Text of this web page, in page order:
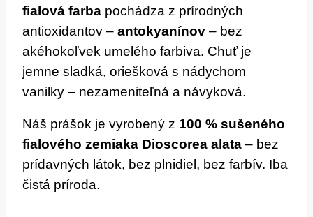
fialová farba pochádza z prírodných
antioxidantov – antokyanínov – bez
akéhokoľvek umelého farbiva. Chuť je
jemne sladká, oriešková s nádychom
vanilky – nezameniteľná a návyková.
Náš prášok je vyrobený z 100 % sušeného
fialového zemiaka Dioscorea alata – bez
prídavných látok, bez plnidiel, bez farbív. Iba
čistá príroda.